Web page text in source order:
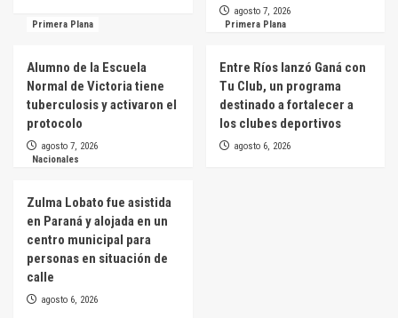
agosto 7, 2026
Primera Plana
Alumno de la Escuela
Normal de Victoria tiene
tuberculosis y activaron el
protocolo
agosto 7, 2026
Primera Plana
Entre Ríos lanzó Ganá con
Tu Club, un programa
destinado a fortalecer a
los clubes deportivos
agosto 6, 2026
Nacionales
Zulma Lobato fue asistida
en Paraná y alojada en un
centro municipal para
personas en situación de
calle
agosto 6, 2026